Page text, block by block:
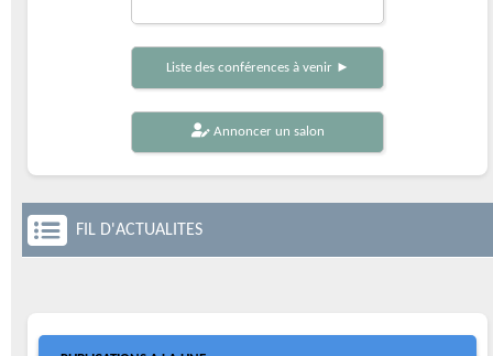
Liste des conférences à venir ►
Annoncer un salon
FIL D'ACTUALITES